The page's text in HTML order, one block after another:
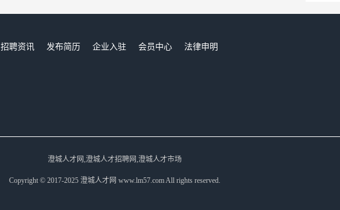
招聘资讯 发布简历 企业入驻 会员中心
法律申明
澄城人才网,澄城人才招聘网,澄城人才市场
Copyright © 2017-2025 澄城人才网 www.lm57.com All rights reserved.